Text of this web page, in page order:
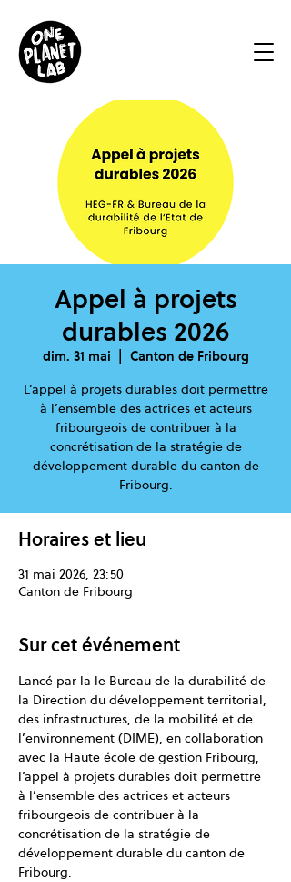
Appel à projets
durables 2026
dim. 31 mai
Canton de Fribourg
L’appel à projets durables doit permettre
à l’ensemble des actrices et acteurs
fribourgeois de contribuer à la
concrétisation de la stratégie de
développement durable du canton de
Fribourg.
Horaires et lieu
31 mai 2026, 23:50
Canton de Fribourg
Sur cet événement
Lancé par la le Bureau de la durabilité de
la Direction du développement territorial,
des infrastructures, de la mobilité et de
l’environnement (DIME), en collaboration
avec la Haute école de gestion Fribourg,
l’appel à projets durables doit permettre
à l’ensemble des actrices et acteurs
fribourgeois de contribuer à la
concrétisation de la stratégie de
développement durable du canton de
Fribourg.